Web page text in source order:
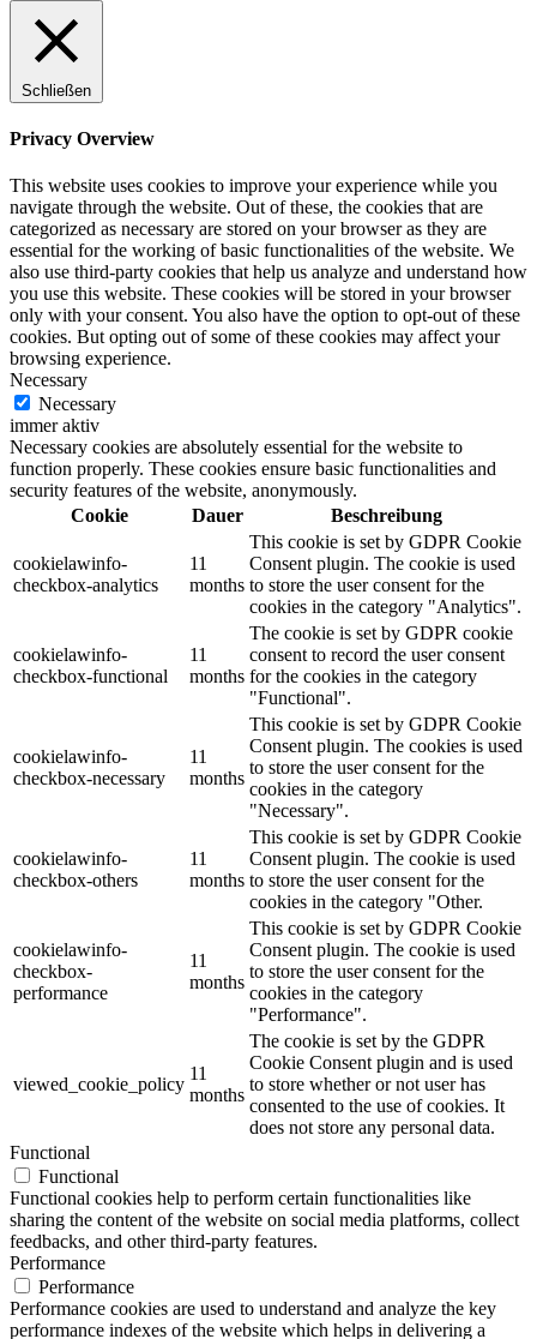
Schließen
Privacy Overview
This website uses cookies to improve your experience while you
navigate through the website. Out of these, the cookies that are
categorized as necessary are stored on your browser as they are
essential for the working of basic functionalities of the website. We
also use third-party cookies that help us analyze and understand how
you use this website. These cookies will be stored in your browser
only with your consent. You also have the option to opt-out of these
cookies. But opting out of some of these cookies may affect your
browsing experience.
Necessary
Necessary
immer aktiv
Necessary cookies are absolutely essential for the website to
function properly. These cookies ensure basic functionalities and
security features of the website, anonymously.
Cookie
Dauer Beschreibung
cookielawinfo-
checkbox-analytics
11
months
This cookie is set by GDPR Cookie
Consent plugin. The cookie is used
to store the user consent for the
cookies in the category "Analytics".
cookielawinfo-
checkbox-functional
11
months
The cookie is set by GDPR cookie
consent to record the user consent
for the cookies in the category
"Functional".
cookielawinfo-
checkbox-necessary
11
months
This cookie is set by GDPR Cookie
Consent plugin. The cookies is used
to store the user consent for the
cookies in the category
"Necessary".
cookielawinfo-
checkbox-others
11
months
This cookie is set by GDPR Cookie
Consent plugin. The cookie is used
to store the user consent for the
cookies in the category "Other.
cookielawinfo-
checkbox-
performance
11
months
This cookie is set by GDPR Cookie
Consent plugin. The cookie is used
to store the user consent for the
cookies in the category
"Performance".
viewed_cookie_policy
11
months
The cookie is set by the GDPR
Cookie Consent plugin and is used
to store whether or not user has
consented to the use of cookies. It
does not store any personal data.
Functional
Functional
Functional cookies help to perform certain functionalities like
sharing the content of the website on social media platforms, collect
feedbacks, and other third-party features.
Performance
Performance
Performance cookies are used to understand and analyze the key
performance indexes of the website which helps in delivering a